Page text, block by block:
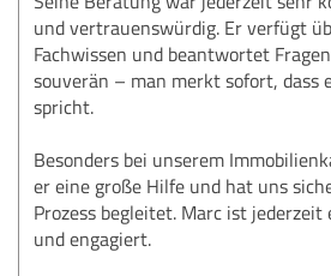
und vertrauenswürdig. Er verfügt
Fachwissen und beantwortet
souverän – man merkt sofort, dass
spricht.
Besonders bei unserem
er eine große Hilfe und hat uns
Prozess begleitet. Marc ist
und engagiert.